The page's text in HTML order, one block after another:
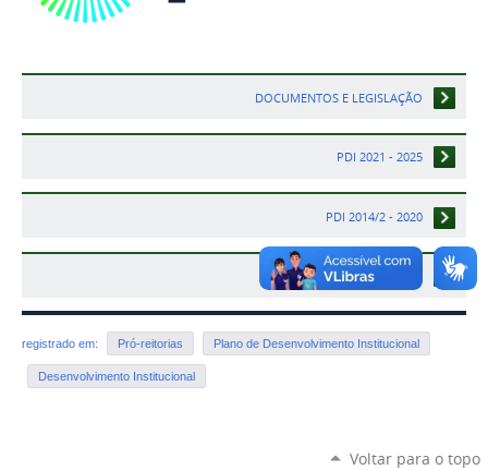
DOCUMENTOS E LEGISLAÇÃO
PDI 2021 - 2025
PDI 2014/2 - 2020
PDI 2009 - 2013
registrado em: Pró-reitorias Plano de Desenvolvimento Institucional
Desenvolvimento Institucional
Voltar para o topo